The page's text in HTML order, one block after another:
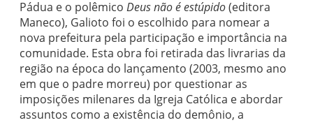
Pádua e o polêmico Deus não é estúpido(editora
Maneco), Galioto foi o escolhido para nomear a
nova prefeitura pela participação e importância na
comunidade. Esta obra foi retirada das livrarias da
região na época do lançamento (2003, mesmo ano
em que o padre morreu) por questionar as
imposições milenares da Igreja Católica e abordar
assuntos como a existência do demônio, a